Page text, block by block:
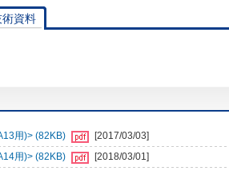
術資料
用)> (82KB)
[2017/03/03]
用)> (82KB)
[2018/03/01]